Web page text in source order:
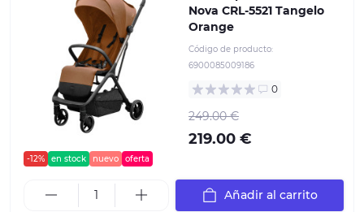
-12% en stock nuevo oferta
Nova CRL-5521 Tangelo
Orange
Código de producto:
6900085009186
0
249.00 €
219.00 €
Añadir al carrito